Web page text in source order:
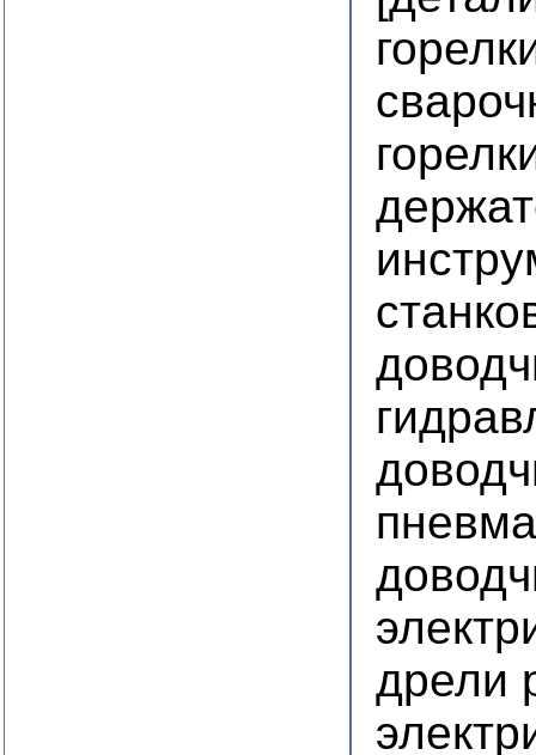
дрели